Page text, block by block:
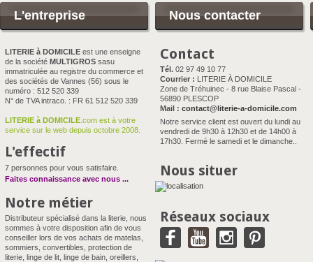
L'entreprise
LITERIE à DOMICILE est une enseigne
de la société MULTIGROS sasu
immatriculée au registre du commerce et
des sociétés de Vannes (56) sous le
numéro : 512 520 339
N° de TVA intraco. : FR 61 512 520 339
LITERIE à DOMICILE .com est à votre
service sur le web depuis octobre 2008.
L'effectif
7 personnes pour vous satisfaire.
Faites connaissance avec nous ...
Notre métier
Distributeur spécialisé dans la literie, nous
sommes à votre disposition afin de vous
conseiller lors de vos achats de matelas,
sommiers, convertibles, protection de
literie, linge de lit, linge de bain, oreillers,
Nous contacter
Contact
Tél. 02 97 49 10 77
Courrier : LITERIE À DOMICILE
Zone de Tréhuinec - 8 rue Blaise Pascal -
56890 PLESCOP
Mail : contact@literie-a-domicile.com
Notre service client est ouvert du lundi au
vendredi de 9h30 à 12h30 et de 14h00 à
17h30. Fermé le samedi et le dimanche..
Nous situer
Réseaux sociaux